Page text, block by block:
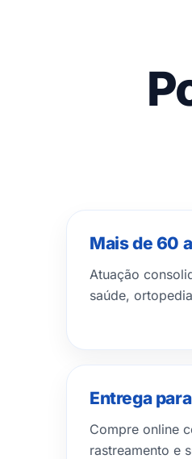
Mais de 60
Atuação
saúde,
Entrega
Compre online
rastreamento e